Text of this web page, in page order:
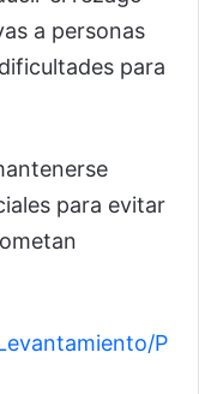
a personas
para
para evitar
P